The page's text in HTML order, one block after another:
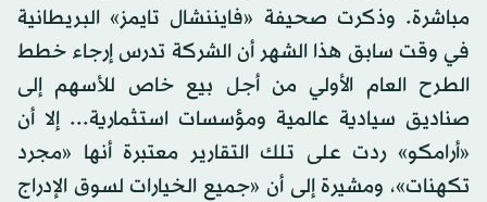
مباشرة. وذكرت صحيفة «فايننشال تايمز» البريطانية
في وقت سابق هذا الشهر أن الشركة تدرس إرجاء خطط
الطرح العام الأولي من أجل بيع خاص للأسهم إلى
صناديق سيادية عالمية ومؤسسات استثمارية... إلا أن
«أرامكو» ردت على تلك التقارير معتبرة أنها «مجرد
تكهنات»، ومشيرة إلى أن «جميع الخيارات لسوق الإدراج